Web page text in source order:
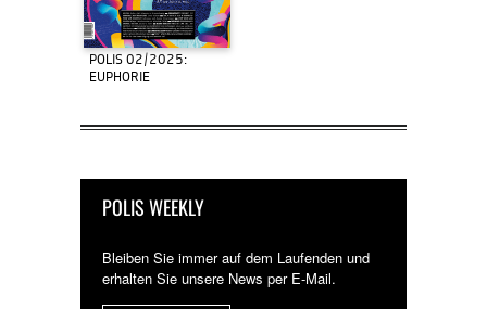
POLIS 02/2025:
EUPHORIE
POLIS WEEKLY
Bleiben Sie immer auf dem Laufenden und
erhalten Sie unsere News per E-Mail.